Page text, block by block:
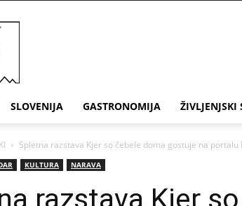
SLOVENIJA GASTRONOMIJA ŽIVLJENJSKI
Spletna razstava Kjer so čebele doma gostuje na
KULTURA NARAVA
razstava Kjer